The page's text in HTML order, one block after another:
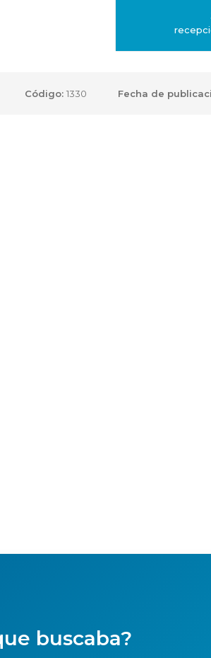
Código:1330 Fecha de
buscaba?